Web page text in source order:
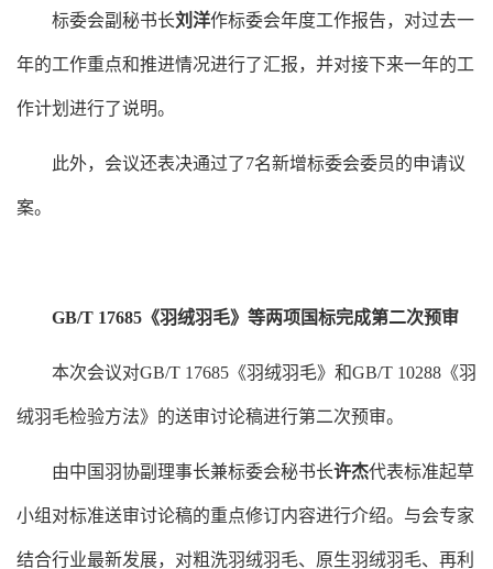
标委会副秘书长刘洋作标委会年度工作报告，对过去一
年的工作重点和推进情况进行了汇报，并对接下来一年的工
作计划进行了说明。
此外，会议还表决通过了 7名新增标委会委员的申请议
案。
GB/T 17685《羽绒羽毛》等两项国标完成第二次预审
本次会议对GB/T 17685《羽绒羽毛》 和GB/T 10288《羽
绒羽毛检验方法》的送审讨论稿进行第二次预审。
由中国羽协副理事长兼标委会秘书长许杰代表标准起草
小组对标准送审讨论稿的重点修订内容进行介绍。与会专家
结合行业最新发展，对粗洗羽绒羽毛、原生羽绒羽毛、再利